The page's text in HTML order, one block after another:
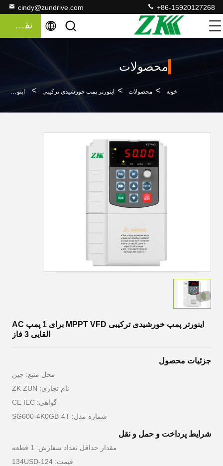
cindy@zundrive.com +86-15920127268
نقل قول
محصولات
خونه > محصولات > اینورتر پمپ خورشیدی ترکیبی > اینورتر پمپ خورشیدی ترکیبی MPPT VFD برای 1 پمپ AC القایی 3 فاز
اینورتر پمپ خورشیدی ترکیبی MPPT VFD برای 1 پمپ AC
القایی 3 فاز
جزئیات محصول
محل منبع: چین
نام تجاری: ZK ZUN
گواهی: CE IEC
شماره مدل: SG600-4K0GB-4T
شرایط پرداخت و حمل و نقل
مقدار حداقل تعداد سفارش: 1 قطعه
قیمت: 124-134USD